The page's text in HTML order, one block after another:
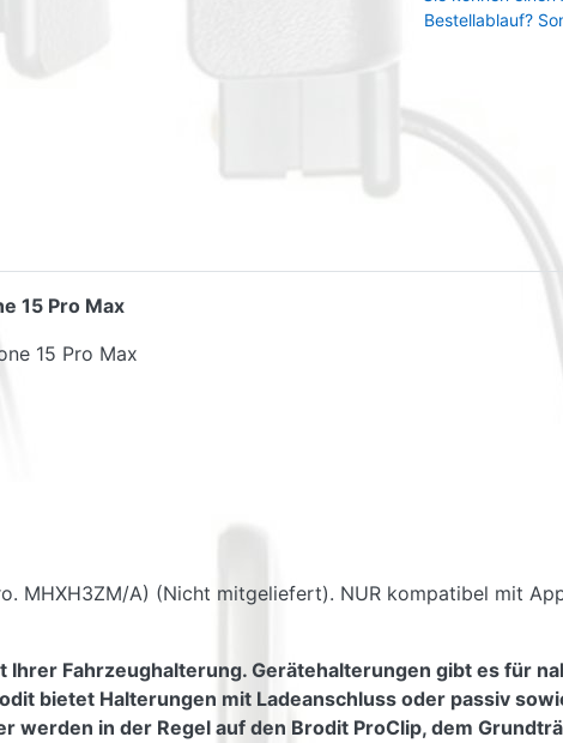
Bestellablauf?
15 Pro Max
15 Pro Max
MHXH3ZM/A) (Nicht mitgeliefert). NUR kompatibel mit
Fahrzeughalterung. Gerätehalterungen gibt es für
bietet Halterungen mit Ladeanschluss oder passiv
werden in der Regel auf den Brodit ProClip, dem